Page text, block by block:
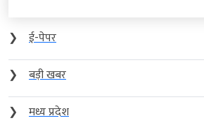
❯
ई-पेपर
❯
बड़ी खबर
❯
मध्य प्रदेश